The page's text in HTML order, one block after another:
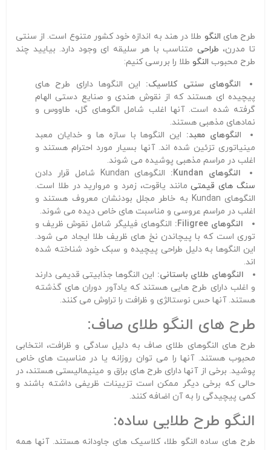
طرح های النگو طلا در هند به اندازه خود کشور متنوع است. از سنتی
تا مدرن، طراحی متناسب با هر سلیقه ای وجود دارد. بیایید چند
طرح محبوب النگو طلا را بررسی کنیم:
النگوهای سنتی کلاسیک: این النگوها دارای طرح های
پیچیده ای هستند که از نقوش هندی و صنایع دستی الهام
گرفته شده است. آنها اغلب شامل الگوهای گل، طاووس و
نمادهای مذهبی هستند.
النگوهای معبد: این النگوها با سازه ها و خدایان معبد
مینیاتوری تزئین شده اند. آنها بسیار مورد احترام هستند و
اغلب در مراسم مذهبی پوشیده می شوند.
النگوهای Kundan:
النگوهای Kundan شامل قرار دادن
سنگ های قیمتیمانند یاقوت، زمرد و مروارید در طلا است.
النگوهای Kundan به خاطر مجلل بودنشان معروف هستند و
اغلب در مراسم عروسی و مناسبت های خاص دیده می شوند.
النگوهای Filigree:
النگوهای فیلیگر شامل نقوش ظریف و
توری است که با پیچاندن نخ های ظریف طلا ایجاد می شود.
این النگوها به دلیل طراحی پیچیده و سبک خود شناخته شده
اند.
النگوهای طلای باستانی: این النگوها جذابیتی قدیمی دارند
و اغلب دارای طرح هایی هستند که یادآور دوران های گذشته
هستند. آنها حس نوستالژی و ظرافت را تراوش می کنند.
طرح های النگو طلای صاف:
طرح های النگوهای طلای صاف به دلیل سادگی و ظرافت، انتخابی
محبوب هستند. آنها را می توان روزانه یا در مناسبت های خاص
پوشید. برخی از آنها دارای طرح های براق و مینیمالیستی هستند، در
حالی که برخی دیگر ممکن است تزیینات ظریفی داشته باشند و
کمی پیچیدگی را به آن اضافه کنند.
النگو طرح طلایی ساده:
طرح های ساده النگو طلا، کلاسیک های جاودانه هستند. آنها همه